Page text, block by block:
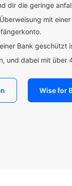
dir die geringe
mit
Bank geschützt
und dabei mit
Wise for